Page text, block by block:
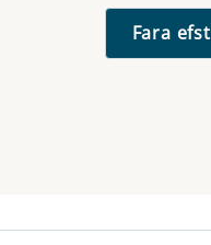
Fara efst